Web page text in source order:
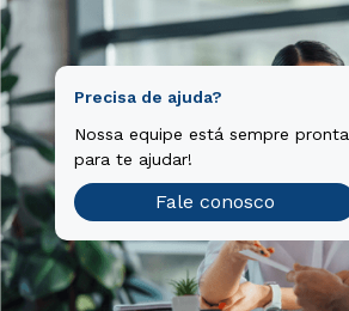
Precisa de ajuda?
Nossa equipe está sempre pronta
para te ajudar!
Fale conosco